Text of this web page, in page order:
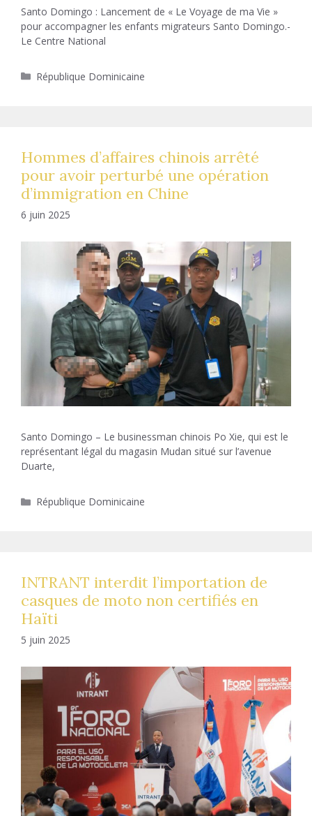
Santo Domingo : Lancement de « Le Voyage de ma Vie »
pour accompagner les enfants migrateurs Santo Domingo.-
Le Centre National
Catégories
République Dominicaine
Hommes d’affaires chinois arrêté
pour avoir perturbé une opération
d’immigration en Chine
6 juin 2025
Santo Domingo – Le businessman chinois Po Xie, qui est le
représentant légal du magasin Mudan situé sur l’avenue
Duarte,
Catégories
République Dominicaine
INTRANT interdit l’importation de
casques de moto non certifiés en
Haïti
5 juin 2025